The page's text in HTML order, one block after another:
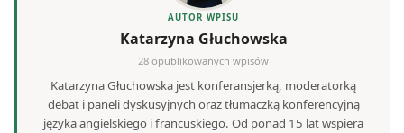
AUTOR WPISU
Katarzyna Głuchowska
28 opublikowanych wpisów
Katarzyna Głuchowska jest konferansjerką, moderatorką
debat i paneli dyskusyjnych oraz tłumaczką konferencyjną
języka angielskiego i francuskiego. Od ponad 15 lat wspiera